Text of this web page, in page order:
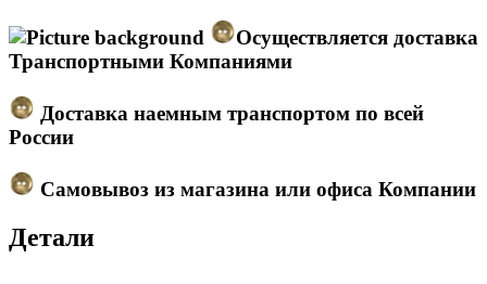
Осуществляется доставка
Транспортными Компаниями
Доставка наемным транспортом по всей
России
Самовывоз из магазина или офиса Компании
Детали